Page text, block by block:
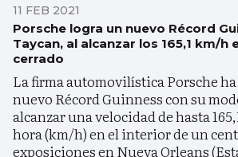
11 FEB 2021
Porsche logra un nuevo Récord
Taycan, al alcanzar los 165,1 km/h
cerrado
La firma automovilística Porsche
nuevo Récord Guinness con su
alcanzar una velocidad de hasta
hora (km/h) en el interior de un
exposiciones en Nueva Orleans